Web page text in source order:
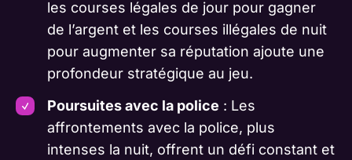
les courses légales de jour pour gagner
de l’argent et les courses illégales de nuit
pour augmenter sa réputation ajoute une
profondeur stratégique au jeu.
Poursuites avec la police : Les
affrontements avec la police, plus
intenses la nuit, offrent un défi constant et